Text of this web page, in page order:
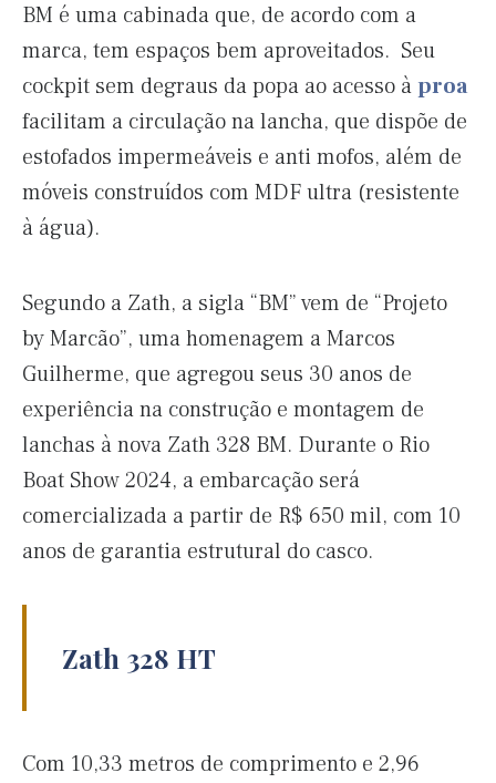
BM é uma cabinada que, de acordo com a
marca, tem espaços bem aproveitados. Seu
cockpit sem degraus da popa ao acesso àproa
facilitam a circulação na lancha, que dispõe de
estofados impermeáveis e anti mofos, além de
móveis construídos com MDF ultra (resistente
à água).
Segundo a Zath, a sigla “BM” vem de “Projeto
by Marcão”, uma homenagem a Marcos
Guilherme, que agregou seus 30 anos de
experiência na construção e montagem de
lanchas à nova Zath 328 BM. Durante o Rio
Boat Show 2024, a embarcação será
comercializada a partir de R$ 650 mil, com 10
anos de garantia estrutural do casco.
Zath 328 HT
Com 10,33 metros de comprimento e 2,96